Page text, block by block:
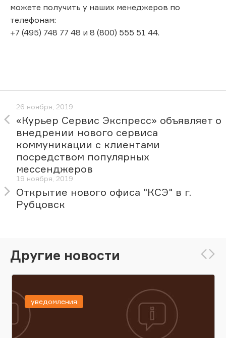
можете получить у наших менеджеров по
телефонам:
+7 (495) 748 77 48 и 8 (800) 555 51 44.
26 ноября, 2019
«Курьер Сервис Экспресс» объявляет о
внедрении нового сервиса
коммуникации с клиентами
посредством популярных
мессенджеров
19 ноября, 2019
Открытие нового офиса "КСЭ" в г.
Рубцовск
Другие новости
уведомления